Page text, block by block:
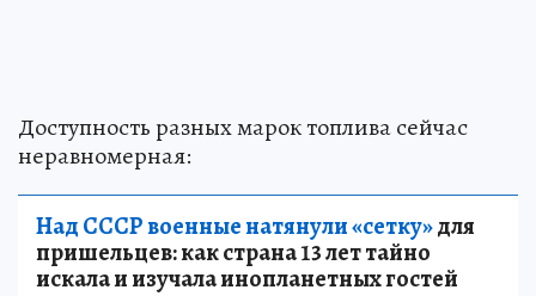
Доступность разных марок топлива сейчас
неравномерная:
Над СССР военные натянули «сетку»для
пришельцев: как страна 13 лет тайно
искала и изучала инопланетных гостей